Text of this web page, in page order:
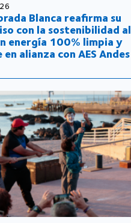
Blanca reafirma su
con la sostenibilidad al
energía 100% limpia y
alianza con AES Andes